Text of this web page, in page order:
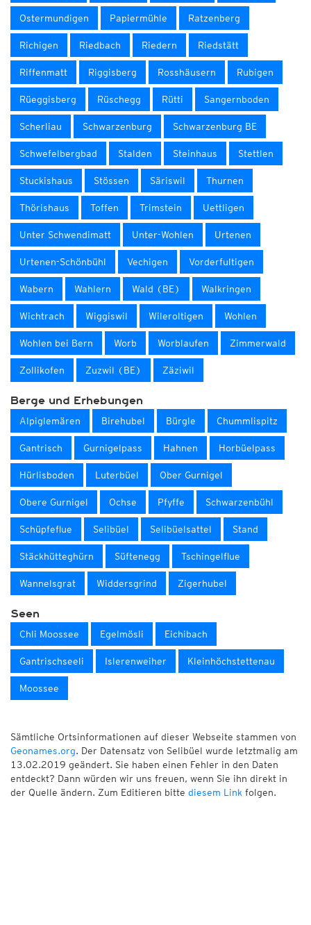
Ostermundigen Papiermühle Ratzenberg
Richigen Riedbach Riedern Riedstätt
Riffenmatt Riggisberg Rosshäusern Rubigen
Rüeggisberg Rüschegg Rütti Sangernboden
Scherliau Schwarzenburg Schwarzenburg BE
Schwefelbergbad Stalden Steinhaus Stettlen
Stuckishaus Stössen Säriswil Thurnen
Thörishaus Toffen Trimstein Uettligen
Unter Schwendimatt Unter-Wohlen Urtenen
Urtenen-Schönbühl Vechigen Vorderfultigen
Wabern Wahlern Wald (BE) Walkringen
Wichtrach Wiggiswil Wileroltigen Wohlen
Wohlen bei Bern Worb Worblaufen Zimmerwald
Zollikofen Zuzwil (BE) Zäziwil
Berge und Erhebungen
Alpiglemären Birehubel Bürgle Chummlispitz
Gantrisch Gurnigelpass Hahnen Horbüelpass
Hürlisboden Luterbüel Ober Gurnigel
Obere Gurnigel Ochse Pfyffe Schwarzenbühl
Schüpfeflue Selibüel Selibüelsattel Stand
Stäckhütteghürn Süftenegg Tschingelflue
Wannelsgrat Widdersgrind Zigerhubel
Seen
Chli Moossee Egelmösli Eichibach
Gantrischseeli Islerenweiher Kleinhöchstettenau
Moossee
Sämtliche Ortsinformationen auf dieser Webseite stammen von
Geonames.org. Der Datensatz von Selibüel wurde letztmalig am
13.02.2019 geändert. Sie haben einen Fehler in den Daten
entdeckt? Dann würden wir uns freuen, wenn Sie ihn direkt in
der Quelle ändern. Zum Editieren bitte diesem Link folgen.